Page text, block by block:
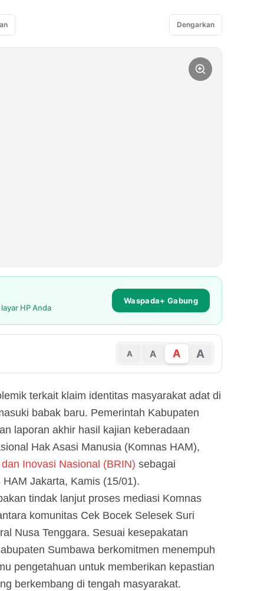
Dengarkan
HP Anda
Waspada+ Gabung
A A A A
terkait klaim identitas masyarakat adat di
babak baru. Pemerintah Kabupaten
laporan akhir hasil kajian keberadaan
Hak Asasi Manusia (Komnas HAM),
Inovasi Nasional (BRIN) sebagai
Jakarta, Kamis (15/01).
tindak lanjut proses mediasi Komnas
komunitas Cek Bocek Selesek Suri
Nusa Tenggara. Sesuai kesepakatan
Sumbawa berkomitmen menempuh
pengetahuan untuk memberikan kepastian
berkembang di tengah masyarakat.